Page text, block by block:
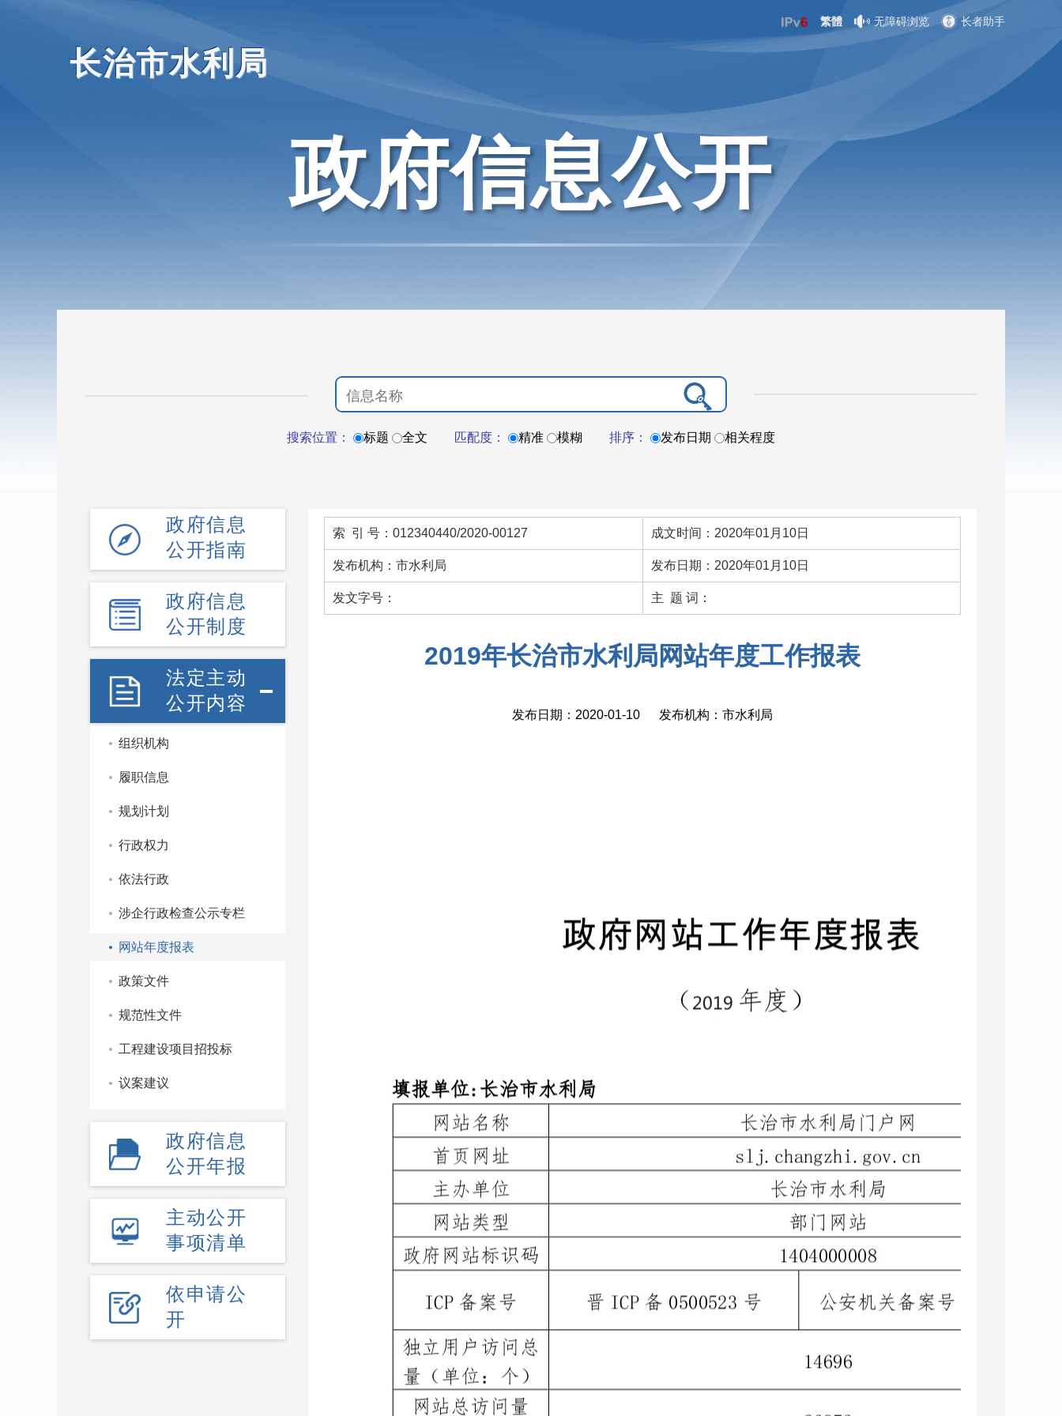
长治市水利局
繁體 无障碍浏览 长者助手
政府信息公开
搜索位置： 标题 全文 匹配度： 精准 模糊 排序： 发布日期 相关程度
政府信息
公开指南
政府信息
公开制度
法定主动
公开内容
组织机构
履职信息
规划计划
行政权力
依法行政
涉企行政检查公示专栏
网站年度报表
政策文件
规范性文件
工程建设项目招投标
议案建议
政府信息
公开年报
主动公开
事项清单
依申请公
开
索 引 号：012340440/2020-00127 成文时间：2020年01月10日
发布机构：市水利局 发布日期：2020年01月10日
发文字号： 主 题 词：
2019年长治市水利局网站年度工作报表
发布日期：2020-01-10 发布机构：市水利局